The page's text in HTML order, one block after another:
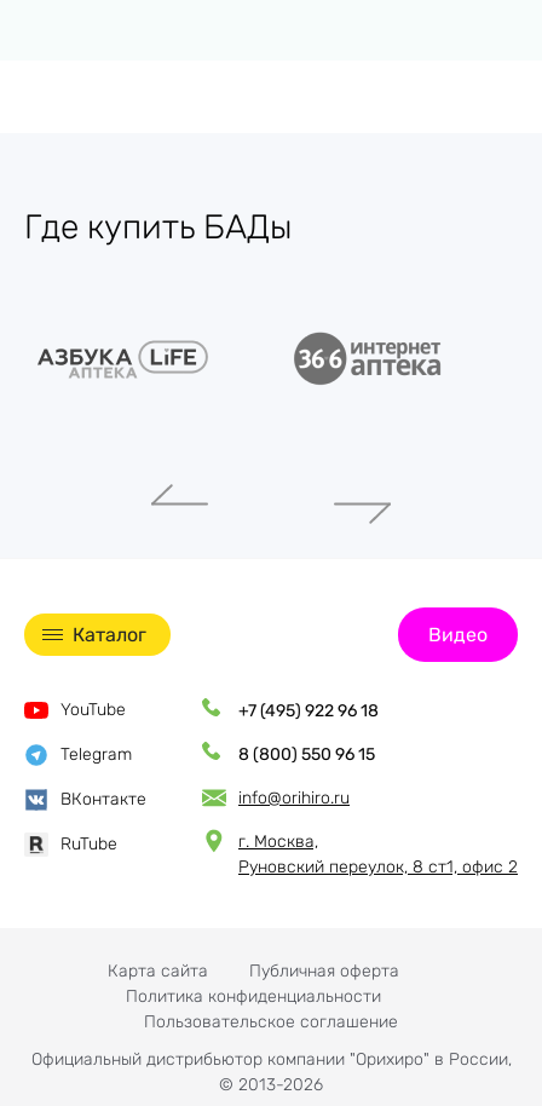
Где купить БАДы
Каталог Видео
YouTube
Telegram
ВКонтакте
RuTube
+7 (495) 922 96 18
8 (800) 550 96 15
info@orihiro.ru
г. Москва,
Руновский переулок, 8 ст1, офис 2
Карта сайта
Публичная оферта
Политика конфиденциальности
Пользовательское соглашение
Официальный дистрибьютор компании "Орихиро" в России,
© 2013-2026